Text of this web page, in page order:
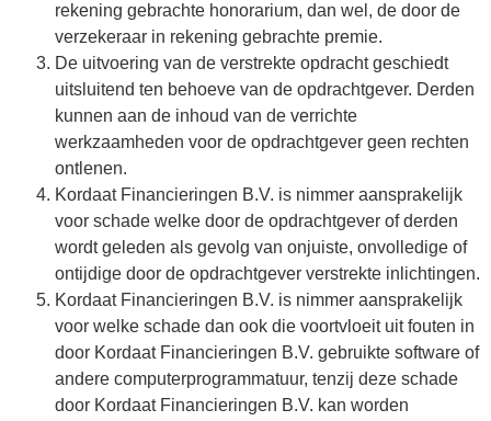
rekening gebrachte honorarium, dan wel, de door de
verzekeraar in rekening gebrachte premie.
De uitvoering van de verstrekte opdracht geschiedt
uitsluitend ten behoeve van de opdrachtgever. Derden
kunnen aan de inhoud van de verrichte
werkzaamheden voor de opdrachtgever geen rechten
ontlenen.
Kordaat Financieringen B.V. is nimmer aansprakelijk
voor schade welke door de opdrachtgever of derden
wordt geleden als gevolg van onjuiste, onvolledige of
ontijdige door de opdrachtgever verstrekte inlichtingen.
Kordaat Financieringen B.V. is nimmer aansprakelijk
voor welke schade dan ook die voortvloeit uit fouten in
door Kordaat Financieringen B.V. gebruikte software of
andere computerprogrammatuur, tenzij deze schade
door Kordaat Financieringen B.V. kan worden